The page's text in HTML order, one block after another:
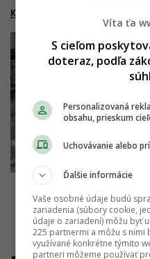
Kesselbauer
Víta ťa
S cieľom
doteraz, podľa
Personalizovaná
obsahu, prieskum
Uchovávanie alebo
Ďalšie informácie
Vaše osobné údaje budú
zariadenia (súbory cookie,
údaje o zariadení) môžu byť
225 partnermi a môžu s
využívané konkrétne týmito
partneri môžeme používať